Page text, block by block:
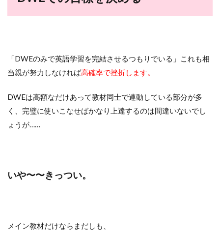
「DWEのみで英語学習を完結させるつもりでいる」これも相
当親が努力しなければ高確率で挫折します。
DWEは高額なだけあって教材同士で連動している部分が多
く、完璧に使いこなせばかなり上達するのは間違いないでし
ょうが……
いや〜〜きっつい。
メイン教材だけならまだしも、